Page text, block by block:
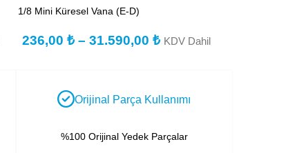
1/8 Mini Küresel Vana (E-D)
236,00 ₺ – 31.590,00 ₺ KDV Dahil
Orijinal Parça Kullanımı
%100 Orijinal Yedek Parçalar